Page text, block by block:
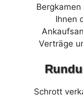
Ihnen
Verträge
Schrott